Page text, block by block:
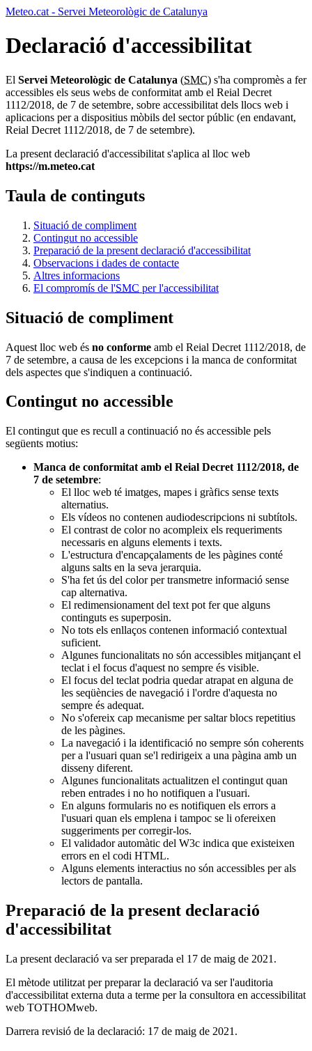
Meteo.cat - Servei Meteorològic de Catalunya
Declaració d'accessibilitat
El Servei Meteorològic de Catalunya (SMC) s'ha compromès a fer
accessibles els seus webs de conformitat amb el Reial Decret
1112/2018, de 7 de setembre, sobre accessibilitat dels llocs web i
aplicacions per a dispositius mòbils del sector públic (en endavant,
Reial Decret 1112/2018, de 7 de setembre).
La present declaració d'accessibilitat s'aplica al lloc web
https://m.meteo.cat
Taula de continguts
Situació de compliment
Contingut no accessible
Preparació de la present declaració d'accessibilitat
Observacions i dades de contacte
Altres informacions
El compromís de l'SMC per l'accessibilitat
Situació de compliment
Aquest lloc web és no conforme amb el Reial Decret 1112/2018, de
7 de setembre, a causa de les excepcions i la manca de conformitat
dels aspectes que s'indiquen a continuació.
Contingut no accessible
El contingut que es recull a continuació no és accessible pels
següents motius:
Manca de conformitat amb el Reial Decret 1112/2018, de
7 de setembre:
El lloc web té imatges, mapes i gràfics sense texts
alternatius.
Els vídeos no contenen audiodescripcions ni subtítols.
El contrast de color no acompleix els requeriments
necessaris en alguns elements i texts.
L'estructura d'encapçalaments de les pàgines conté
alguns salts en la seva jerarquia.
S'ha fet ús del color per transmetre informació sense
cap alternativa.
El redimensionament del text pot fer que alguns
continguts es superposin.
No tots els enllaços contenen informació contextual
suficient.
Algunes funcionalitats no són accessibles mitjançant el
teclat i el focus d'aquest no sempre és visible.
El focus del teclat podria quedar atrapat en alguna de
les seqüències de navegació i l'ordre d'aquesta no
sempre és adequat.
No s'ofereix cap mecanisme per saltar blocs repetitius
de les pàgines.
La navegació i la identificació no sempre són coherents
per a l'usuari quan se'l redirigeix a una pàgina amb un
disseny diferent.
Algunes funcionalitats actualitzen el contingut quan
reben entrades i no ho notifiquen a l'usuari.
En alguns formularis no es notifiquen els errors a
l'usuari quan els emplena i tampoc se li ofereixen
suggeriments per corregir-los.
El validador automàtic del W3c indica que existeixen
errors en el codi HTML.
Alguns elements interactius no són accessibles per als
lectors de pantalla.
Preparació de la present declaració
d'accessibilitat
La present declaració va ser preparada el 17 de maig de 2021.
El mètode utilitzat per preparar la declaració va ser l'auditoria
d'accessibilitat externa duta a terme per la consultora en accessibilitat
web TOTHOMweb.
Darrera revisió de la declaració: 17 de maig de 2021.